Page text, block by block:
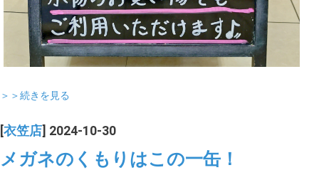
＞＞続きを見る
衣笠店 ] 2024-10-30
メガネのくもりはこの一缶！